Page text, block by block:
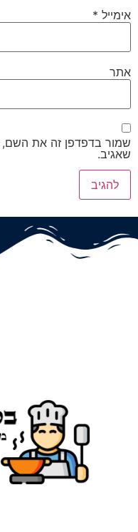
אימייל *
אתר
שמור בדפדפן זה את השם,
שאגיב.